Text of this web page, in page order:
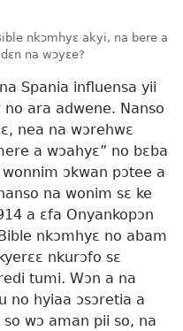
nkɔmhyɛ akyi, na bere a
na wɔyɛe?
Spania influensa yii
ara adwene. Nanso
nea na wɔrehwɛ
a wɔahyɛ” no bɛba
wonnim ɔkwan pɔtee a
na wonim sɛ ke
a ɛfa Onyankopɔn
nkɔmhyɛ no abam
nkurɔfo sɛ
tumi. Wɔn a na
no hyiaa ɔsɔretia a
wɔ aman pii so, na